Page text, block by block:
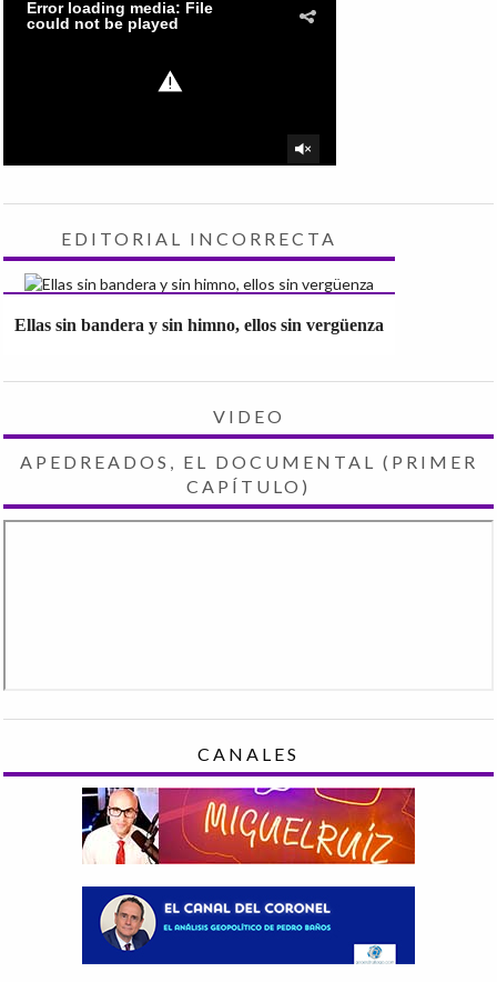
EDITORIAL INCORRECTA
Ellas sin bandera y sin himno, ellos sin vergüenza
VIDEO
APEDREADOS, EL DOCUMENTAL (PRIMER
CAPÍTULO)
CANALES